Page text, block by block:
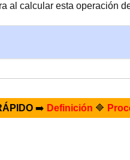
al calcular esta operación
➡️ Definición 🔷